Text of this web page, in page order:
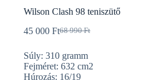
Wilson Clash 98 teniszütő
68 990Ft
Original
was:
68
990 Ft.
45 000 FtCurrent
is:
45
000 Ft.
Súly: 310 gramm
Fejméret: 632 cm2
Húrozás: 16/19